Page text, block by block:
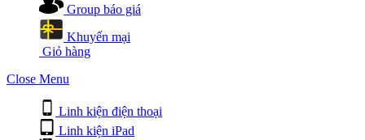
Group báo giá
Khuyến mại
Giỏ hàng
Close Menu
Linh kiện điện thoại
Linh kiện iPad